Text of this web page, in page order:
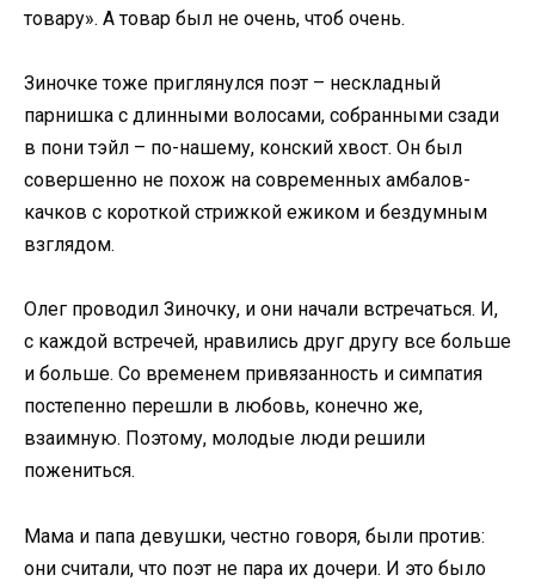
товару». А товар был не очень, чтоб очень.
Зиночке тоже приглянулся поэт – нескладный
парнишка с длинными волосами, собранными сзади
в пони тэйл – по-нашему, конский хвост. Он был
совершенно не похож на современных амбалов-
качков с короткой стрижкой ежиком и бездумным
взглядом.
Олег проводил Зиночку, и они начали встречаться. И,
с каждой встречей, нравились друг другу все больше
и больше. Со временем привязанность и симпатия
постепенно перешли в любовь, конечно же,
взаимную. Поэтому, молодые люди решили
пожениться.
Мама и папа девушки, честно говоря, были против:
они считали, что поэт не пара их дочери. И это было